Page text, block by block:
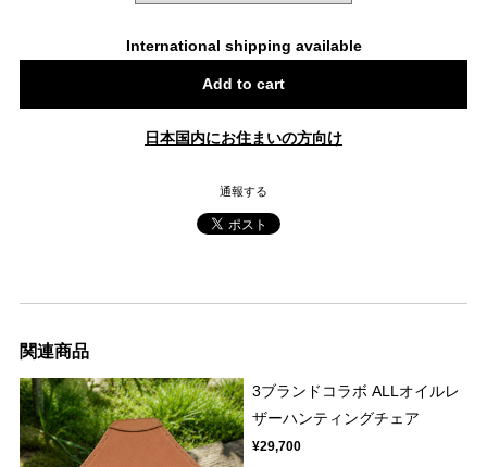
International shipping available
Add to cart
日本国内にお住まいの方向け
通報する
関連商品
3ブランドコラボ ALLオイルレ
ザーハンティングチェア
¥29,700